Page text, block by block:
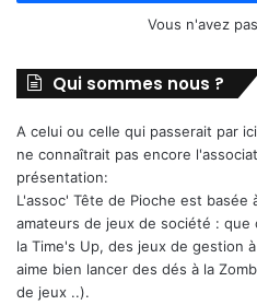
Vous n'avez
Qui sommes nous ?
A celui ou celle qui passerait par
ne connaîtrait pas encore
présentation:
L'assoc' Tête de Pioche est
amateurs de jeux de société :
la Time's Up, des jeux de gestion
aime bien lancer des dés à la
de jeux ..).